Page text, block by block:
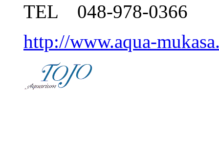
TEL 048-978-0366
http://www.aqua-